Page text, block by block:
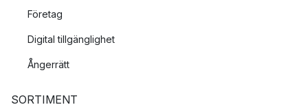
Företag
Digital tillgänglighet
Ångerrätt
SORTIMENT